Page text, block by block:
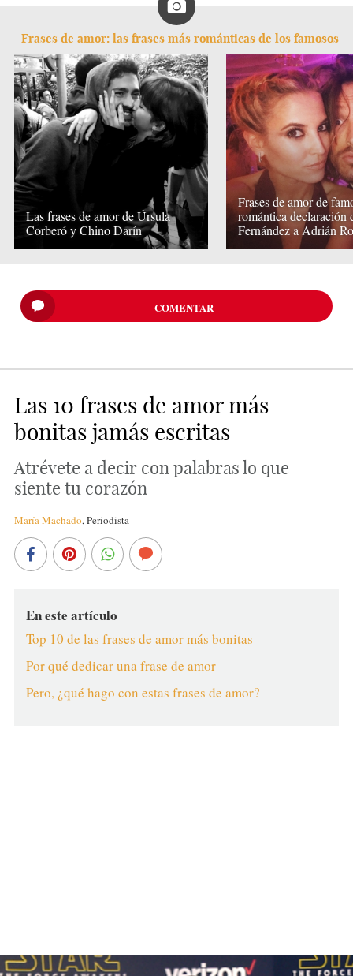
Frases de amor: las frases más románticas de los famosos
Las frases de amor de Úrsula
Corberó y Chino Darín
Frases de amor de
romántica declaración
Fernández a Adrián
COMENTAR
Las 10 frases de amor más
bonitas jamás escritas
Atrévete a decir con palabras lo que
siente tu corazón
María Machado,Periodista
En este artículo
Top 10 de las frases de amor más bonitas
Por qué dedicar una frase de amor
Pero, ¿qué hago con estas frases de amor?